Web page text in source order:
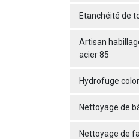
Etanchéité de
Artisan
acier 85
Hydrofuge
Nettoyage de
Nettoyage de